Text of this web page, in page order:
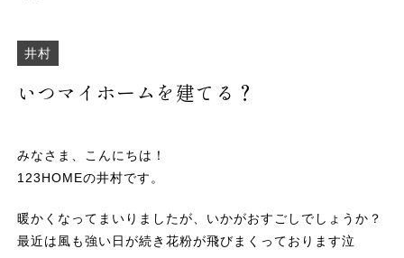
井村
いつマイホームを建てる？
みなさま、こんにちは！
123HOMEの井村です。
暖かくなってまいりましたが、いかがおすごしでしょうか？
最近は風も強い日が続き花粉が飛びまくっております泣